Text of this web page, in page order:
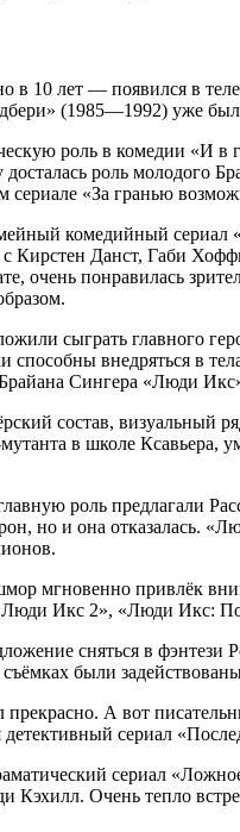
10 лет — появился в
(1985—1992) уже
роль в комедии «И
роль молодого
сериале «За гранью
комедийный сериал
с Кирстен Данст, Габи
очень понравилась
сыграть главного
способны внедряться в
Сингера «Люди
состав, визуальный
в школе Ксавьера,
роль предлагали
но и она отказалась.
мгновенно привлёк
Икс 2», «Люди Икс:
сняться в
были
прекрасно. А вот
сериал
сериал
Кэхилл. Очень тепло